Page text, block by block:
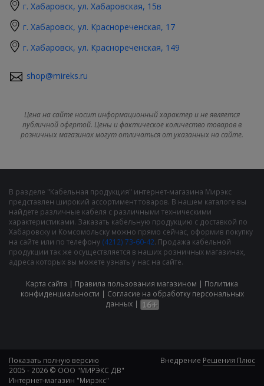
г. Хабаровск, ул. Хабаровская, 15в
г. Хабаровск, ул. Краснореченская, 17
г. Хабаровск, ул. Краснореченская, 149
shop@mireks.ru
Цена на сайте носит информационный характер и не является
публичной офертой. Цены и фактическое количество товаров в
розничных магазинах могут отличаться от указанных на сайте.
В разделе "Кабельная продукция" интернет-магазина Мирэкс
представлен широкий ассортимент товаров. В нашем каталоге вы
найдете различные кабеля с различными техническими
характеристиками. Заказать кабельную продукцию с доставкой по
Хабаровску и Комсомольску можно прямо сейчас, оформив покупку
на сайте или по телефону (4212) 73-60-42. Продажа кабельной
продукции так же осуществляется в наших розничных магазинах,
адреса которых вы можете узнать у нас на сайте.
Карта сайта | Правила пользования магазином | Политика
конфиденциальности | Cогласие на обработку персональных
данных|
Показать полную версию
2005 - 2026 © ООО "МИРЭКС ДВ"
Интернет-магазин "Мирэкс"
Внедрение Решения Плюс